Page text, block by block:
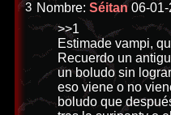
3 Nombre:Séitan 06-
>>1
Estimade vampi,
Recuerdo un
un boludo sin
eso viene o no
boludo que